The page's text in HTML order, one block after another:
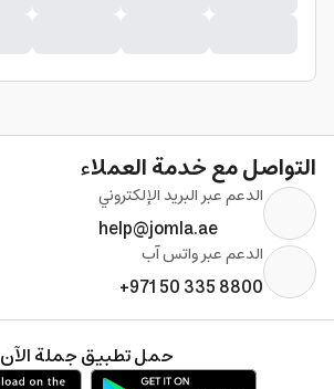
التواصل مع خدمة العملاء
الدعم عبر البريد الإلكتروني
help@jomla.ae
الدعم عبر واتس آب
+971 50 335 8800
حمل تطبيق جملة الآن